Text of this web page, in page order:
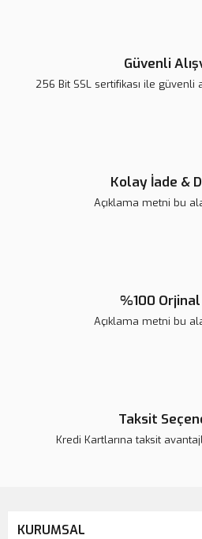
Güvenli
256 Bit SSL sertifikası ile güvenli
Kolay İade &
Açıklama metni bu
%100
Açıklama metni bu
Taksit
Kredi Kartlarına taksit
KURUMSAL